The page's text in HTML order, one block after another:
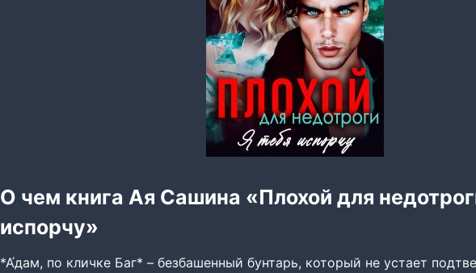
О чем книга Ая Сашина «Плохой для
испорчу»
*А́дам, по кличке Баг* – безбашенный бунтарь, который не устает